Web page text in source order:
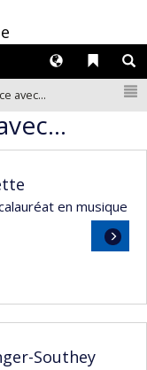
Liens
Langues
avec...
en musique
Lire
la
Southey